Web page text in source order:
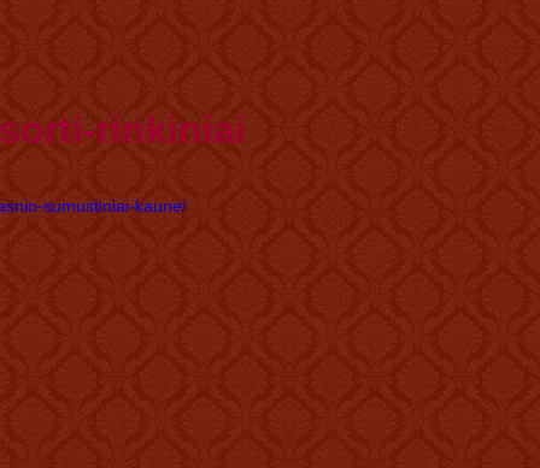
rinkiniai
sumustiniai-kaune/